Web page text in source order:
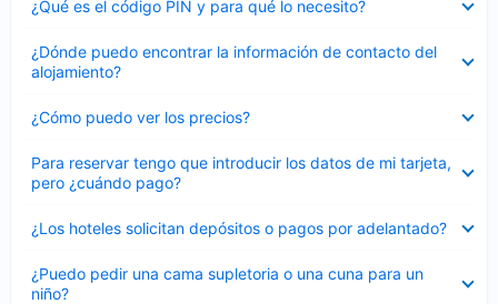
¿Qué es el código PIN y para qué lo necesito?
cerrado
¿Dónde puedo encontrar la información de contacto del
alojamiento?
cerrado
¿Cómo puedo ver los precios?
cerrado
Para reservar tengo que introducir los datos de mi tarjeta,
pero ¿cuándo pago?
cerrado
¿Los hoteles solicitan depósitos o pagos por adelantado?
cerrado
¿Puedo pedir una cama supletoria o una cuna para un
niño?
cerrado